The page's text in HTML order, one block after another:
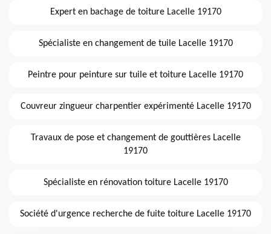
Expert en bachage de toiture Lacelle 19170
Spécialiste en changement de tuile Lacelle 19170
Peintre pour peinture sur tuile et toiture Lacelle 19170
Couvreur zingueur charpentier expérimenté Lacelle 19170
Travaux de pose et changement de gouttières Lacelle
19170
Spécialiste en rénovation toiture Lacelle 19170
Société d'urgence recherche de fuite toiture Lacelle 19170